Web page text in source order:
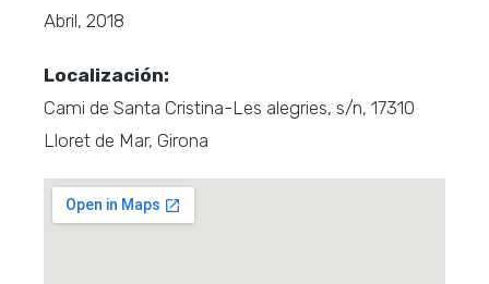
Abril, 2018
Localización:
Cami de Santa Cristina-Les alegries, s/n, 17310
Lloret de Mar, Girona